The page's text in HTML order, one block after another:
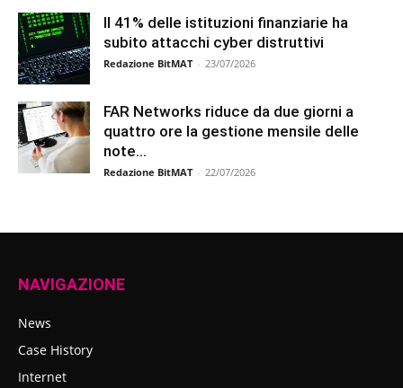
Il 41% delle istituzioni finanziarie ha
subito attacchi cyber distruttivi
Redazione BitMAT - 23/07/2026
FAR Networks riduce da due giorni a
quattro ore la gestione mensile delle
note...
Redazione BitMAT - 22/07/2026
NAVIGAZIONE
News
Case History
Internet